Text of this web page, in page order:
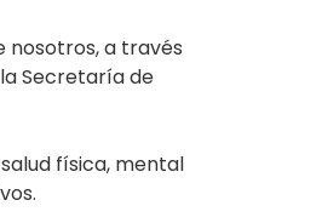
nosotros, a través
Secretaría de
física, mental